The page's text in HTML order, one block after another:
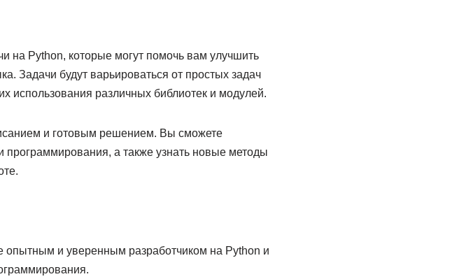
на Python, которые могут помочь вам улучшить
Задачи будут варьироваться от простых задач
использования различных библиотек и модулей.
и готовым решением. Вы сможете
программирования, а также узнать новые методы
опытным и уверенным разработчиком на Python и